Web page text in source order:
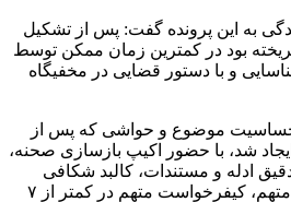
به این پرونده گفت: پس از تشکیل
بود در کمترین زمان ممکن توسط
و با دستور قضایی در مخفیگاه
حساسیت موضوع و حواشی که پس از
شد، با حضور اکیپ بازسازی صحنه،
ادله و مستندات، کالبد شکافی
جسد همراه با اقاریر صریح متهم، کیفرخواست متهم در کمتر از ۷